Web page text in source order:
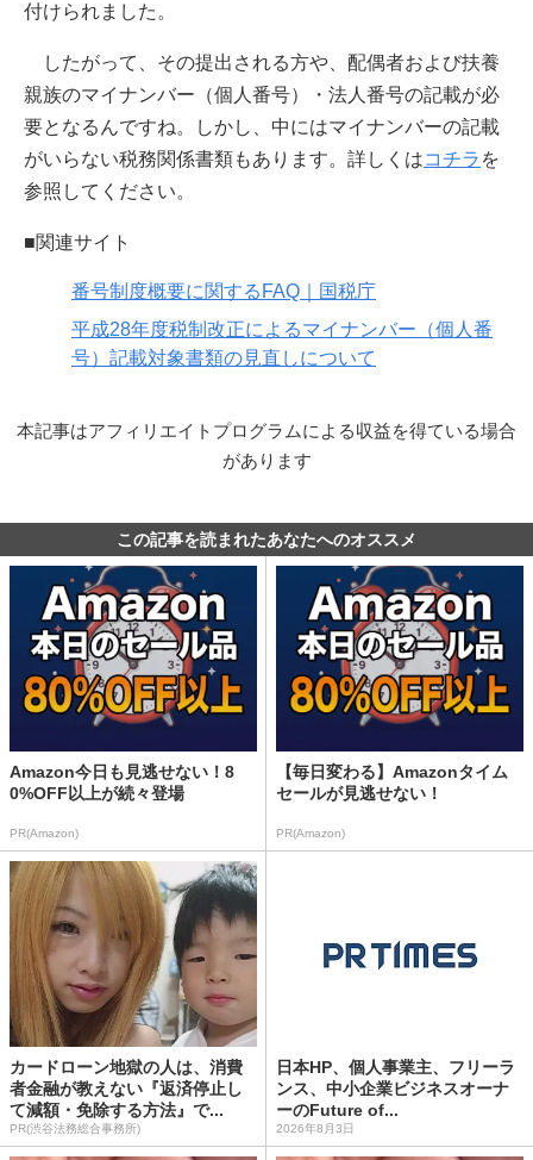
付けられました。
したがって、その提出される方や、配偶者および扶養
親族のマイナンバー（個人番号）・法人番号の記載が必
要となるんですね。しかし、中にはマイナンバーの記載
がいらない税務関係書類もあります。詳しくはコチラ を
参照してください。
■関連サイト
番号制度概要に関するFAQ｜国税庁
平成28年度税制改正によるマイナンバー（個人番
号）記載対象書類の見直しについて
本記事はアフィリエイトプログラムによる収益を得ている場合
があります
この記事を読まれたあなたへのオススメ
Amazon今日も見逃せない！8
0%OFF以上が続々登場
PR(Amazon)
【毎日変わる】Amazonタイム
セールが見逃せない！
PR(Amazon)
カードローン地獄の人は、消費
者金融が教えない『返済停止し
て減額・免除する方法』で...
PR(渋谷法務総合事務所)
日本HP、個人事業主、フリーラ
ンス、中小企業ビジネスオーナ
ーのFuture of...
2026年8月3日